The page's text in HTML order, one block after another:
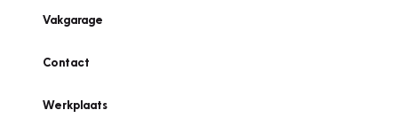
Vakgarage
Contact
Werkplaats